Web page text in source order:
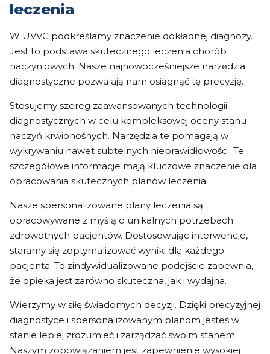
leczenia
W UVVC podkreślamy znaczenie dokładnej diagnozy.
Jest to podstawa skutecznego leczenia chorób
naczyniowych. Nasze najnowocześniejsze narzędzia
diagnostyczne pozwalają nam osiągnąć tę precyzję.
Stosujemy szereg zaawansowanych technologii
diagnostycznych w celu kompleksowej oceny stanu
naczyń krwionośnych. Narzędzia te pomagają w
wykrywaniu nawet subtelnych nieprawidłowości. Te
szczegółowe informacje mają kluczowe znaczenie dla
opracowania skutecznych planów leczenia.
Nasze spersonalizowane plany leczenia są
opracowywane z myślą o unikalnych potrzebach
zdrowotnych pacjentów. Dostosowując interwencje,
staramy się zoptymalizować wyniki dla każdego
pacjenta. To zindywidualizowane podejście zapewnia,
że opieka jest zarówno skuteczna, jak i wydajna.
Wierzymy w siłę świadomych decyzji. Dzięki precyzyjnej
diagnostyce i spersonalizowanym planom jesteś w
stanie lepiej zrozumieć i zarządzać swoim stanem.
Naszym zobowiązaniem jest zapewnienie wysokiej